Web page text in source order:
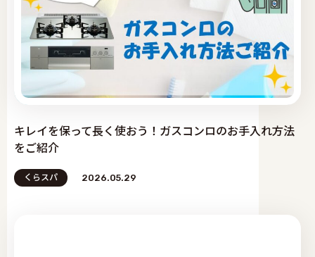
キレイを保って長く使おう！ガスコンロのお手入れ方法
をご紹介
くらスパ 2026.05.29